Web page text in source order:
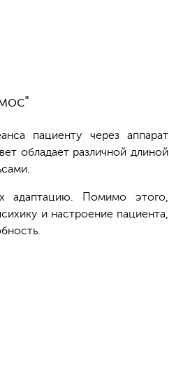
пациенту через аппарат
обладает различной длиной
адаптацию. Помимо этого,
и настроение пациента,